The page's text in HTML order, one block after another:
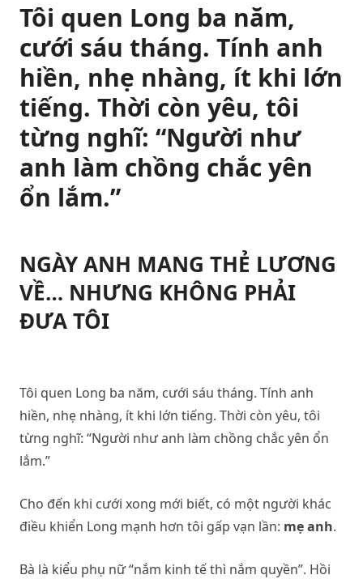
Tôi quen Long ba năm,
cưới sáu tháng. Tính anh
hiền, nhẹ nhàng, ít khi lớn
tiếng. Thời còn yêu, tôi
từng nghĩ: “Người như
anh làm chồng chắc yên
ổn lắm.”
NGÀY ANH MANG THẺ LƯƠNG
VỀ… NHƯNG KHÔNG PHẢI
ĐƯA TÔI
Tôi quen Long ba năm, cưới sáu tháng. Tính anh
hiền, nhẹ nhàng, ít khi lớn tiếng. Thời còn yêu, tôi
từng nghĩ: “Người như anh làm chồng chắc yên ổn
lắm.”
Cho đến khi cưới xong mới biết, có một người khác
điều khiển Long mạnh hơn tôi gấp vạn lần: mẹ anh.
Bà là kiểu phụ nữ “nắm kinh tế thì nắm quyền”. Hồi